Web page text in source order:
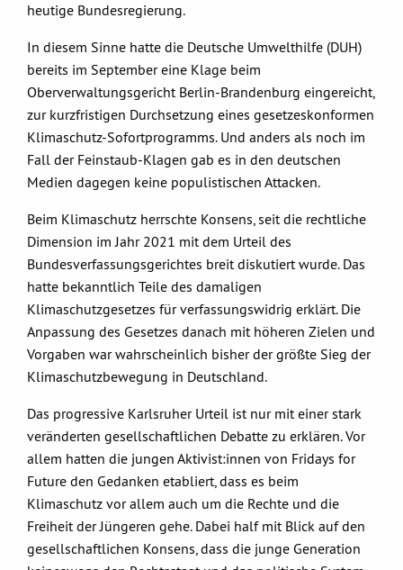
heutige Bundesregierung.
In diesem Sinne hatte die Deutsche Umwelthilfe (DUH)
bereits im September eine Klage beim
Oberverwaltungsgericht Berlin-Brandenburg eingereicht,
zur kurzfristigen Durchsetzung eines gesetzeskonformen
Klimaschutz-Sofortprogramms. Und anders als noch im
Fall der Feinstaub-Klagen gab es in den deutschen
Medien dagegen keine populistischen Attacken.
Beim Klimaschutz herrschte Konsens, seit die rechtliche
Dimension im Jahr 2021 mit dem Urteil des
Bundesverfassungsgerichtes breit diskutiert wurde. Das
hatte bekanntlich Teile des damaligen
Klimaschutzgesetzes für verfassungswidrig erklärt. Die
Anpassung des Gesetzes danach mit höheren Zielen und
Vorgaben war wahrscheinlich bisher der größte Sieg der
Klimaschutzbewegung in Deutschland.
Das progressive Karlsruher Urteil ist nur mit einer stark
veränderten gesellschaftlichen Debatte zu erklären. Vor
allem hatten die jungen Aktivist:innen von Fridays for
Future den Gedanken etabliert, dass es beim
Klimaschutz vor allem auch um die Rechte und die
Freiheit der Jüngeren gehe. Dabei half mit Blick auf den
gesellschaftlichen Konsens, dass die junge Generation